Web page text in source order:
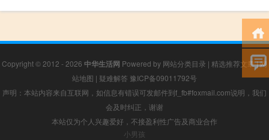
Copyright © 2012 - 2026 中华生活网 Powered by 网站分类目录 | 精选推荐文章|网
站地图 | 疑难解答 豫ICP备09011792号
声明：本站内容来自互联网，如信息有错误可发邮件到f_fb#foxmail.com说明，我们
会及时纠正，谢谢
本站仅为个人兴趣爱好，不接盈利性广告及商业合作
小男孩